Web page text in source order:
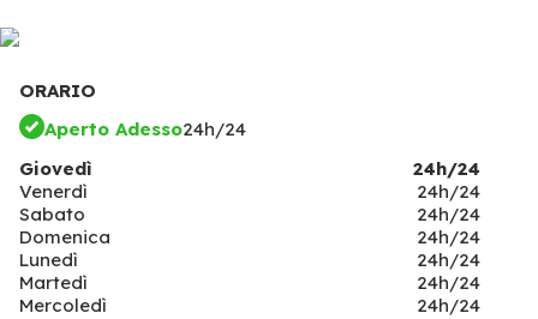
ORARIO
Aperto Adesso24h/24
Giovedì
24h/24
Venerdì
24h/24
Sabato
24h/24
Domenica
24h/24
Lunedì
24h/24
Martedì
24h/24
Mercoledì
24h/24